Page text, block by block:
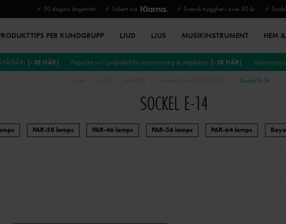
✓ 30 dagars ångerrätt ✓ Säkert via ✓ Svensk trygghet i över 50 år ✓
PER KUNDGRUPP LJUD LJUS MUSIKINSTRUMENT HEM
PÅGÅR! |› SE HÄR| Populärt nu! Ljudpaket för uteservering & uteplatser |› SE HÄR|
Sockel E-14
SOCKEL E-14
PAR-38 lamps PAR-46 lamps PAR-56 lamps PAR-64 lamps